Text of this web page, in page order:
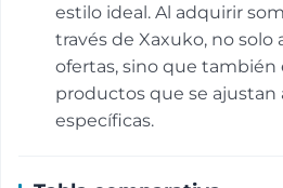
estilo ideal. Al adquirir
través de Xaxuko, no solo
ofertas, sino que también
productos que se ajustan
específicas.